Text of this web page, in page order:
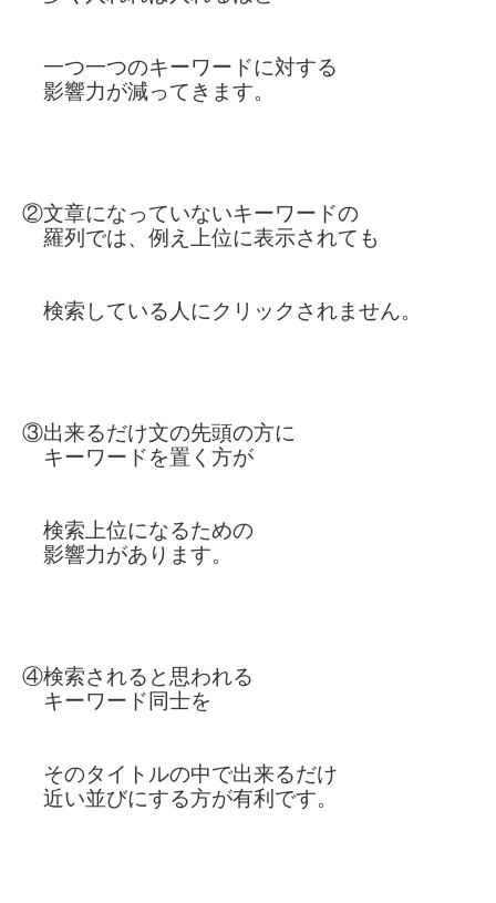
一つ一つのキーワードに対する
影響力が減ってきます。
②文章になっていないキーワードの
羅列では、 例え上位に表示されても
検索している人にクリック されません。
③出来るだけ文の先頭の方に
キーワードを置く方が
検索上位になるための
影響力があります。
④検索されると思われる
キーワード同士を
そのタイトルの中で出来るだけ
近い並びにする方が有利です。